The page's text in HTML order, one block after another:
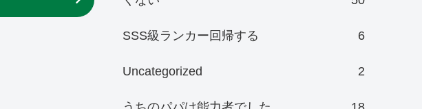
SSS級ランカー回帰する 6
Uncategorized 2